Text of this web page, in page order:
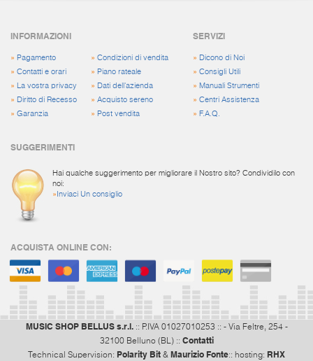
INFORMAZIONI
» Pagamento
» Contatti e orari
»
La vostra privacy
» Diritto di Recesso
» Garanzia
» Condizioni di vendita
» Piano rateale
» Dati dell'azienda
» Acquisto sereno
» Post vendita
SERVIZI
» Dicono di Noi
»Consigli Utili
» Manuali Strumenti
»Centri Assistenza
» F.A.Q.
SUGGERIMENTI
Hai qualche suggerimento per migliorare il Nostro sito? Condividilo con
noi:
» Inviaci Un consiglio
ACQUISTA ONLINE CON:
MUSIC SHOP BELLUS s.r.l.:: P.IVA 01027010253 :: - Via Feltre, 254 -
32100 Belluno (BL) :: Contatti
Technical Supervision: Polarity Bit & Maurizio Fonte:: hosting: RHX